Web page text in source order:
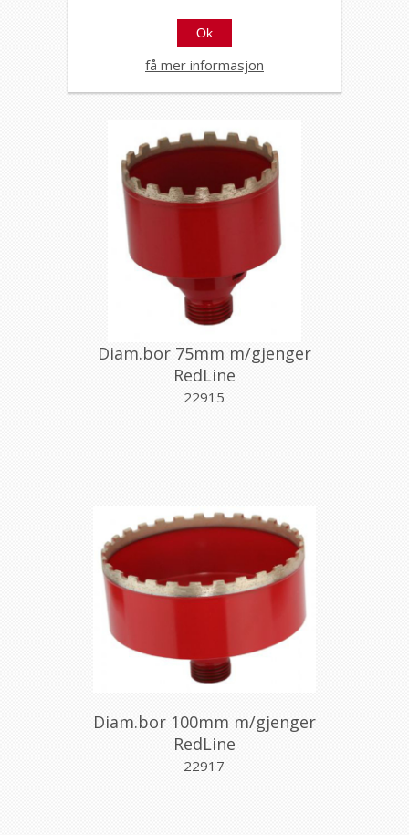
22913
Diam.bor 75mm m/gjenger
RedLine
22915
Diam.bor 100mm m/gjenger
RedLine
22917
Ok
få mer informasjon